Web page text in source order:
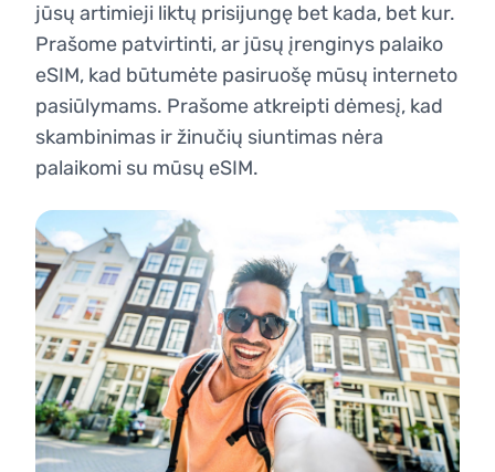
jūsų artimieji liktų prisijungę bet kada, bet kur.
Prašome patvirtinti, ar jūsų įrenginys palaiko
eSIM, kad būtumėte pasiruošę mūsų interneto
pasiūlymams. Prašome atkreipti dėmesį, kad
skambinimas ir žinučių siuntimas nėra
palaikomi su mūsų eSIM.